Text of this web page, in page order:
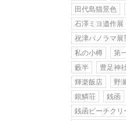
田代島猫景色
石澤ミヨ遺作展
祝津パノラマ展
私の小樽
第
藪半
豊足神
輝楽飯店
野
銀鱗荘
銭函
銭函ビーチクリ